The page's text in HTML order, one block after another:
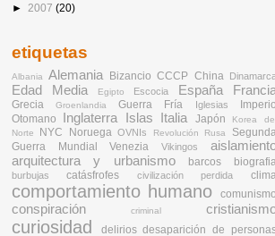
► 2007 (20)
etiquetas
Albania Alemania Bizancio CCCP China Dinamarca
Edad Media Egipto Escocia España
Grecia Groenlandia Guerra Fría Iglesias
Imperio
Otomano
Inglaterra Islas Italia Japón
Korea
Norte
NYC Noruega OVNIs Revolución Rusa
Segunda
Guerra Mundial
Venezia Vikingos
arquitectura y urbanismo
barcos biografia
burbujas catásfrofes civilización perdida clima
comportamiento humano comunismo
conspiración criminal
curiosidad delirios desaparición de